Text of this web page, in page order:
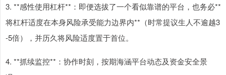
3. **感性使用杠杆**：即便选拔了一个看似靠谱的平台，也务必**
将杠杆适度在本身风险承受能力边界内**（时常提议生人不逾越3
-5倍），并历久将风险适度置于首位。
4. **抓续监控**：协作时刻，按期海涵平台动态及资金安全景